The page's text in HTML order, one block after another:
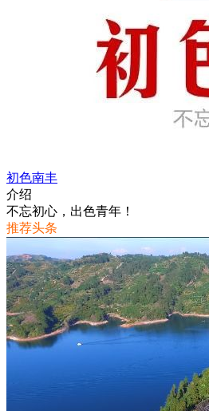
初色南丰
介绍
不忘初心，出色青年！
推荐头条